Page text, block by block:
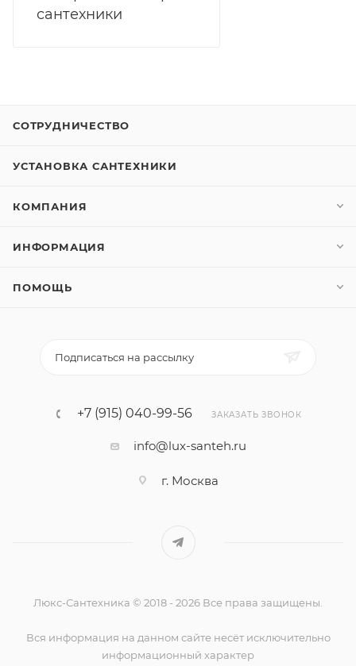
сантехники
СОТРУДНИЧЕСТВО
УСТАНОВКА САНТЕХНИКИ
КОМПАНИЯ
ИНФОРМАЦИЯ
ПОМОЩЬ
Подписаться на рассылку
+7 (915) 040-99-56 ЗАКАЗАТЬ ЗВОНОК
info@lux-santeh.ru
г. Москва
Люкс-Сантехника © 2018 - 2026 Все права защищены.
Вся информация на данном сайте несёт исключительно
информационный характер